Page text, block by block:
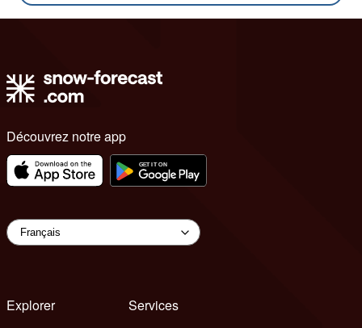
Découvrez notre app
Explorer
Services